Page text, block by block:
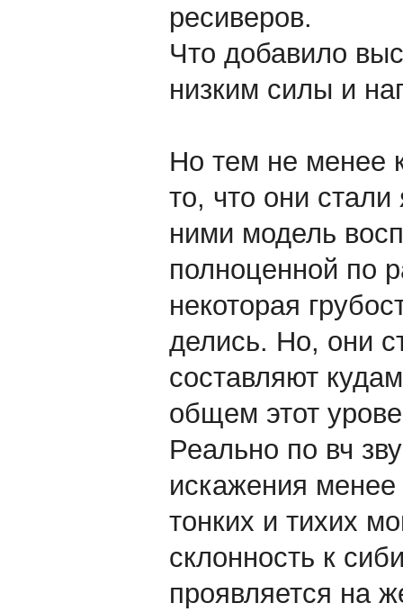
ресиверов.
Что добавило
низким силы и
Но тем не менее
то, что они
ними модель
полноценной по
некоторая
делись. Но, они
составляют
общем этот
Реально по вч
искажения
тонких и тихих
склонность к
проявляется на